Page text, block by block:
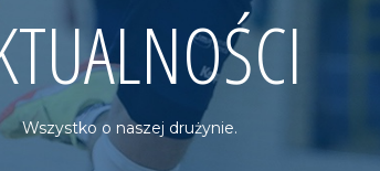
Wszystko o naszej drużynie.